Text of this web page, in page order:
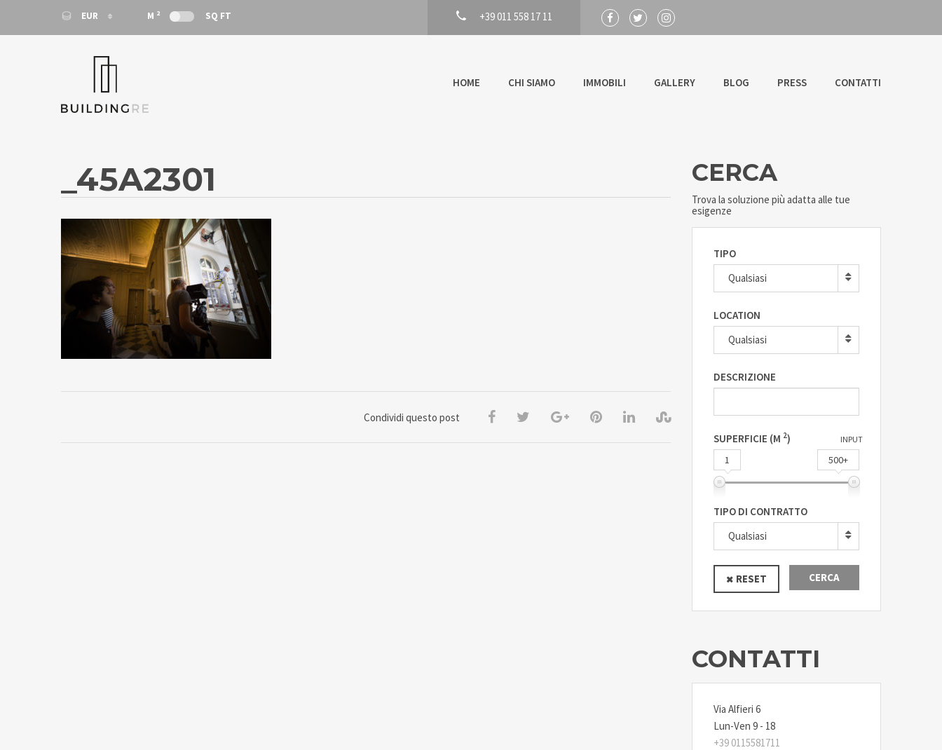
EUR
EUR
EUR
M 2 SQ FT +39 011 558 17 11
HOME CHI SIAMO IMMOBILI GALLERY BLOG PRESS CONTATTI
_45A2301
Condividi questo post
CERCA
Trova la soluzione più adatta alle tue
esigenze
TIPO
Qualsiasi
LOCATION
Qualsiasi
DESCRIZIONE
SUPERFICIE (M 2) INPUT
1 500+
TIPO DI CONTRATTO
Qualsiasi
RESET CERCA
CONTATTI
Via Alfieri 6
Lun-Ven 9 - 18
+39 0115581711